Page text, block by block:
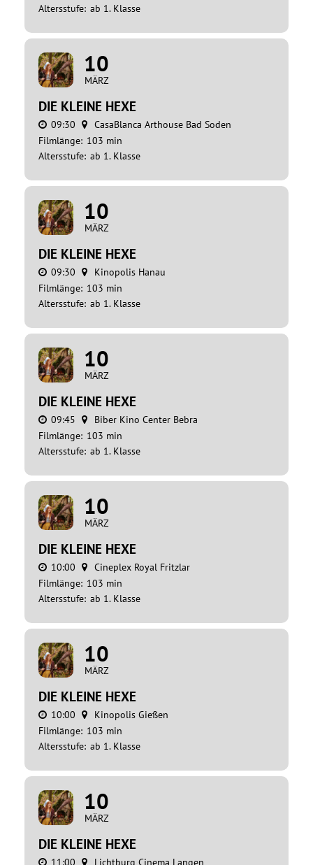
Altersstufe: ab 1. Klasse
10
MÄRZ
DIE KLEINE HEXE
09:30
CasaBlanca Arthouse Bad Soden
Filmlänge: 103 min
Altersstufe: ab 1. Klasse
10
MÄRZ
DIE KLEINE HEXE
09:30
Kinopolis Hanau
Filmlänge: 103 min
Altersstufe: ab 1. Klasse
10
MÄRZ
DIE KLEINE HEXE
09:45
Biber Kino Center Bebra
Filmlänge: 103 min
Altersstufe: ab 1. Klasse
10
MÄRZ
DIE KLEINE HEXE
10:00
Cineplex Royal Fritzlar
Filmlänge: 103 min
Altersstufe: ab 1. Klasse
10
MÄRZ
DIE KLEINE HEXE
10:00
Kinopolis Gießen
Filmlänge: 103 min
Altersstufe: ab 1. Klasse
10
MÄRZ
DIE KLEINE HEXE
11:00 Lichtburg Cinema Langen